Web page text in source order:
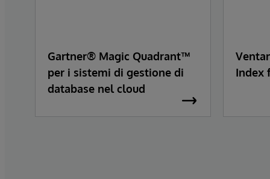
Gartner® Magic Quadrant™
per i sistemi di gestione di
database nel cloud
Index